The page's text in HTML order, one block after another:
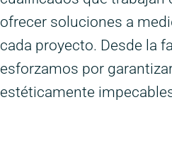
ofrecer soluciones a
cada proyecto. Desde la
esforzamos por
estéticamente